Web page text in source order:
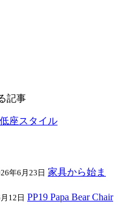
記事
低座スタイル
年6月23日 家具から始ま
12日 PP19 Papa Bear Chair